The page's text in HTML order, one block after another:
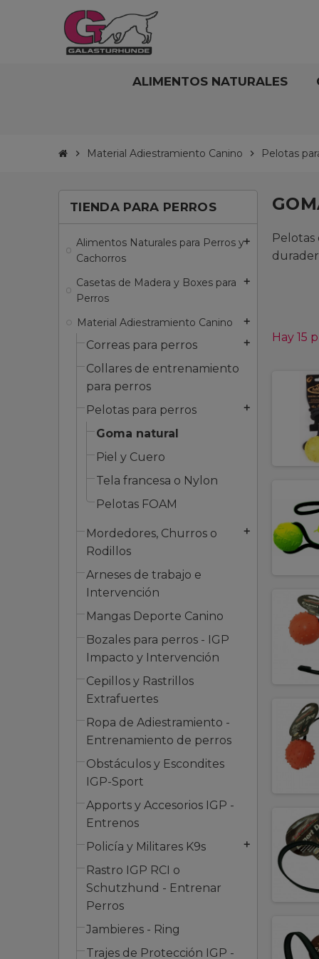
ALIMENTOS NATURALES
chevron_right Material Adiestramiento Canino chevron_right Pelotas
TIENDA PARA PERROS
Alimentos Naturales para Perros y
Cachorros
add
Casetas de Madera y Boxes para
Perros
add
Material Adiestramiento Canino add
Correas para perros add
Collares de entrenamiento
para perros
Pelotas para perros
add
Goma natural
Piel y Cuero
Tela francesa o Nylon
Pelotas FOAM
Mordedores, Churros o
Rodillos
add
Arneses de trabajo e
Intervención
Mangas Deporte Canino
Bozales para perros - IGP
Impacto y Intervención
Cepillos y Rastrillos
Extrafuertes
Ropa de Adiestramiento -
Entrenamiento de perros
Obstáculos y Escondites
IGP-Sport
Apports y Accesorios IGP -
Entrenos
Policía y Militares K9s
add
Rastro IGP RCI o
Schutzhund - Entrenar
Perros
Jambieres - Ring
Trajes de Protección IGP -
Pelotas
Hay 15